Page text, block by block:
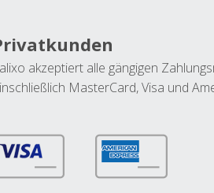
akzeptiert alle gängigen
MasterCard, Visa und